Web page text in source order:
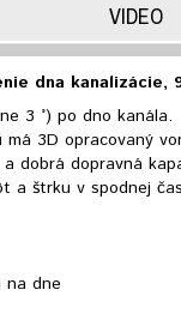
VIDEO
dna kanalizácie,
3 °) po dno kanála.
3D opracovaný
dobrá dopravná
a štrku v spodnej
na dne